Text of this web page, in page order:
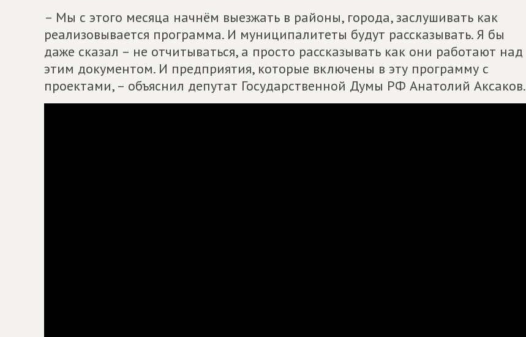
– Мы с этого месяца начнём выезжать в районы, города, заслушивать как
реализовывается программа. И муниципалитеты будут рассказывать. Я бы
даже сказал – не отчитываться, а просто рассказывать как они работают над
этим документом. И предприятия, которые включены в эту программу с
проектами, – объяснил депутат Государственной Думы РФ Анатолий Аксаков.